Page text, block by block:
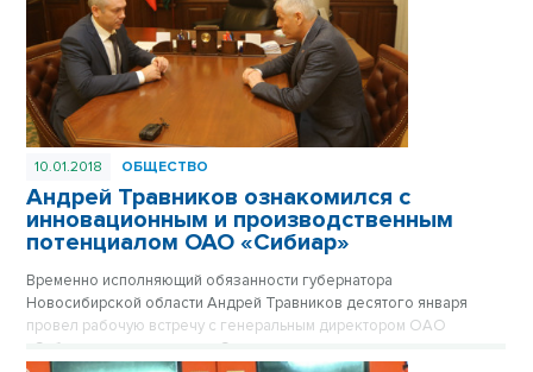
10.01.2018 ОБЩЕСТВО
Андрей Травников ознакомился с
инновационным и производственным
потенциалом ОАО «Сибиар»
Временно исполняющий обязанности губернатора
Новосибирской области Андрей Травников десятого января
провел рабочую встречу с генеральным директором ОАО
«Сибиар», председателем Совета директоров производственных